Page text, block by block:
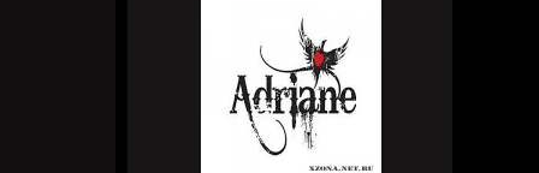
6 августа 2026
а видосы то остались
6 августа 2026